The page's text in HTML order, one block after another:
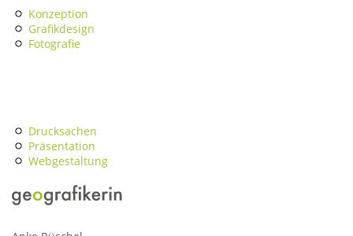
Konzeption
Grafikdesign
Fotografie
Drucksachen
Präsentation
Webgestaltung